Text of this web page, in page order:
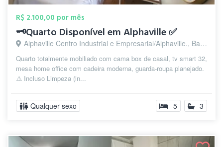
R$ 2.100,00 por mês
🗝️Quarto Disponível em Alphaville ✅
Alphaville Centro Industrial e Empresarial/Alphaville., Barueri - SP
Quarto totalmente mobiliado com cama box de casal, tv smart 32,
mesa home office com cadeira moderna, guarda-roupa planejado.
⚠️ Incluso Limpeza (in...
Qualquer sexo 5 3